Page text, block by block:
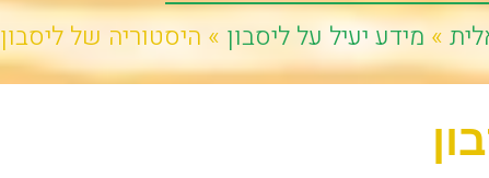
» מידע יעיל על ליסבון » היסטוריה של ליסבון